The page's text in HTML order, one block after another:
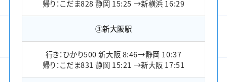
帰り：こだま828 静岡 15:25 →新横浜 16:29
③新大阪駅
行き：ひかり500 新大阪 8:46→静岡 10:37
帰り：こだま831 静岡 15:21 →新大阪 17:51